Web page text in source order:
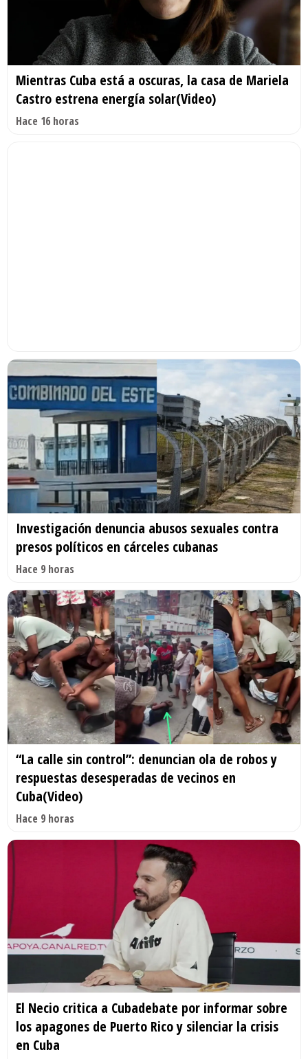
Mientras Cuba está a oscuras, la casa de Mariela
Castro estrena energía solar(Video)
Hace 16 horas
Investigación denuncia abusos sexuales contra
presos políticos en cárceles cubanas
Hace 9 horas
“La calle sin control”: denuncian ola de robos y
respuestas desesperadas de vecinos en
Cuba(Video)
Hace 9 horas
El Necio critica a Cubadebate por informar sobre
los apagones de Puerto Rico y silenciar la crisis
en Cuba